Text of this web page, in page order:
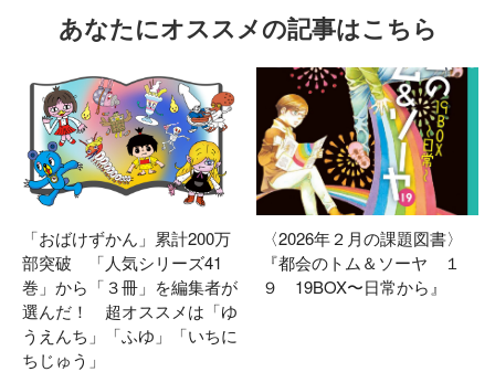
あなたにオススメの記事はこちら
「おばけずかん」累計200万
部突破 「人気シリーズ41
巻」から「３冊」を編集者が
選んだ！ 超オススメは「ゆ
うえんち」「ふゆ」「いちに
ちじゅう」
〈2026年２月の課題図書〉
『都会のトム＆ソーヤ １
９ 19BOX〜日常から』